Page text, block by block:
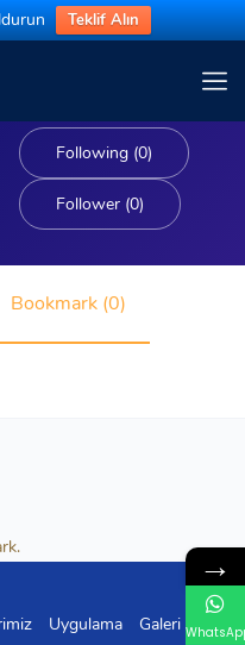
Teklif Alın
Following (0)
Follower (0)
Bookmark (0)
Uygulama
Galeri
→